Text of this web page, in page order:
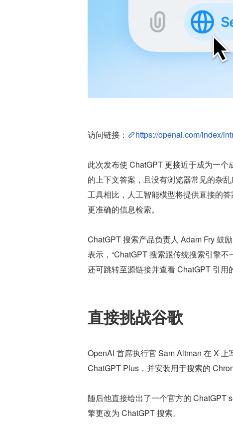
访问链接： https://openai.com/index/
此次发布使 ChatGPT 更接近于成为一
的上下文答案，且没有浏览器常见的杂
工具相比，人工智能模型将提供直接的
更准确的信息检索。
ChatGPT 搜索产品负责人 Adam Fry 鼓
表示，“ChatGPT 搜索跟传统搜索引擎
还可跳转至源链接并查看 ChatGPT 引用
直接挑战谷歌
OpenAI 首席执行官 Sam Altman 在 X
ChatGPT Plus，并安装用于搜索的
随后他直接给出了一个官方的 ChatGPT
擎更改为 ChatGPT 搜索。